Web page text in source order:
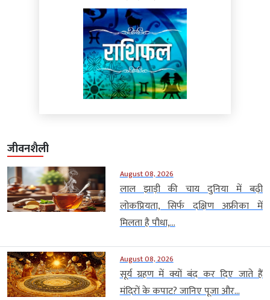
जीवनशैली
August 08, 2026
लाल झाड़ी की चाय दुनिया में बढ़ी
लोकप्रियता, सिर्फ दक्षिण अफ्रीका में
मिलता है पौधा,...
August 08, 2026
सूर्य ग्रहण में क्यों बंद कर दिए जाते हैं
मंदिरों के कपाट? जानिए पूजा और...